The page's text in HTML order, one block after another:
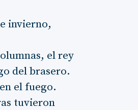
invierno,
el rey
del brasero.
el fuego.
tuvieron